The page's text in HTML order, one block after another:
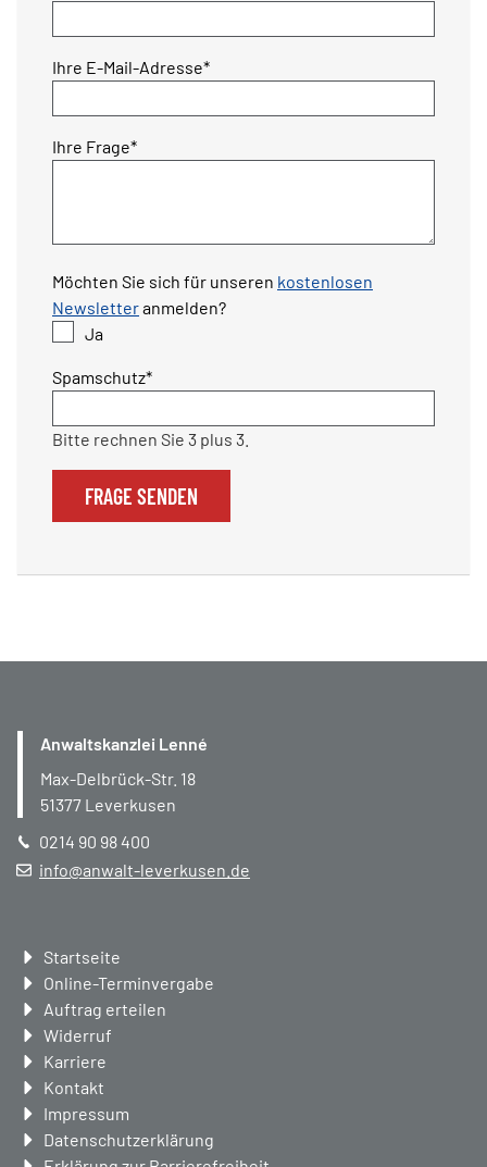
Pflichtfeld
Ihre E-Mail-Adresse*
Pflichtfeld
Ihre Frage*
Möchten Sie sich für unseren kostenlosen
Newsletteranmelden?
Ja
Pflichtfeld
Spamschutz*
Bitte rechnen Sie 3 plus 3.
FRAGE SENDEN
Anwaltskanzlei Lenné
Max-Delbrück-Str. 18
51377 Leverkusen
0214 90 98 400
info@anwalt-leverkusen.de
Navigation
überspringen
Startseite
Online-Terminvergabe
Auftrag erteilen
Widerruf
Karriere
Kontakt
Impressum
Datenschutzerklärung